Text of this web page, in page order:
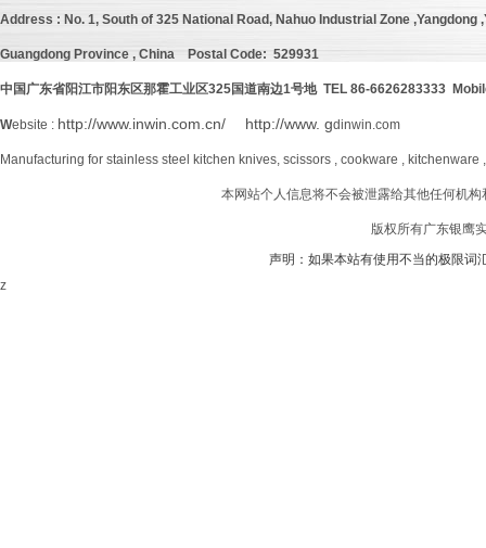
Address : No. 1, South of 325 National Road, Nahuo Industrial Zone ,Yangdong
Guangdong Province , China Postal Code: 529931
中国广东省阳江市阳东区那霍工业区325国道南边1号地 TEL 86-6626283333
Website : http://www.inwin.com.cn/ http://www. gdinwin.com
Manufacturing for stainless steel kitchen knives, scissors , cookware ,
本网站个人信息将不会被泄露给其他任何机
版权所有广东银鹰
声明：如果本站有使用不当的极限词
z